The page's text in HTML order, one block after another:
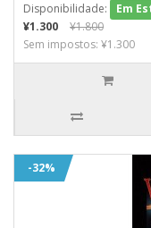
Disponibilidade:
Em
¥1.300
¥1.800
Sem impostos: ¥1.300
-32%